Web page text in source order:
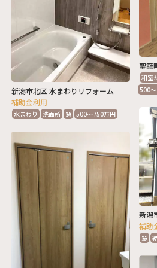
新潟市北区 水まわりリフォーム
補助金利用
水まわり 洗面所 窓 500～750万円
聖籠
和室
500
新潟
補助
窓